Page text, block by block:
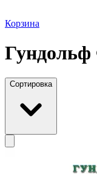
Корзина
Сортировка